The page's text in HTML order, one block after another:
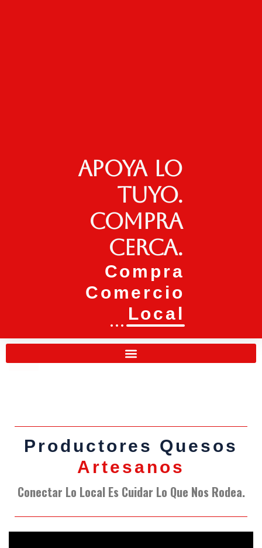
Apoya lo
tuyo.
Compra
cerca.
Compra
Comercio
Local
Artesanos
Productores Quesos
Artesanos
Conectar Lo Local Es Cuidar Lo Que Nos Rodea.